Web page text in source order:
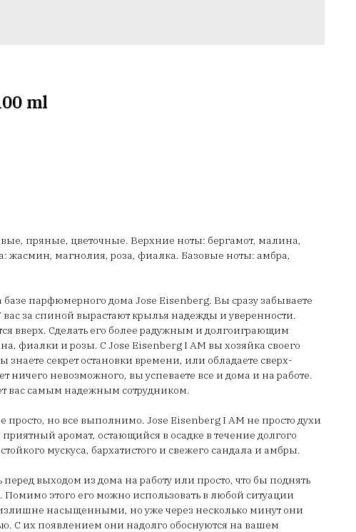
ml
пряные, цветочные. Верхние ноты: бергамот, малина,
жасмин, магнолия, роза, фиалка. Базовые ноты: амбра,
базе парфюмерного дома Jose Eisenberg. Вы сразу забываете
вас за спиной вырастают крылья надежды и уверенности.
вверх. Сделать его более радужным и долгоиграющим
фиалки и розы. С Jose Eisenberg I AM вы хозяйка своего
знаете секрет остановки времени, или обладаете сверх-
ничего невозможного, вы успеваете все и дома и на работе.
вас самым надежным сотрудником.
но все выполнимо. Jose Eisenberg I AM не просто духи
аромат, остающийся в осадке в течение долгого
мускуса, бархатистого и свежего сандала и амбры.
выходом из дома на работу или просто, что бы поднять
этого его можно использовать в любой ситуации
насыщенными, но уже через несколько минут они
С их появлением они надолго обоснуются на вашем